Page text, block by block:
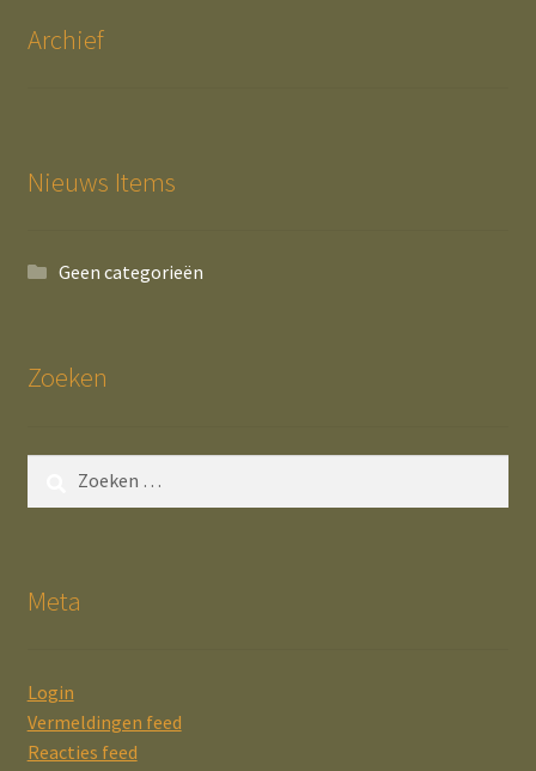
Archief
Nieuws Items
Geen categorieën
Zoeken
Meta
Login
Vermeldingen feed
Reacties feed